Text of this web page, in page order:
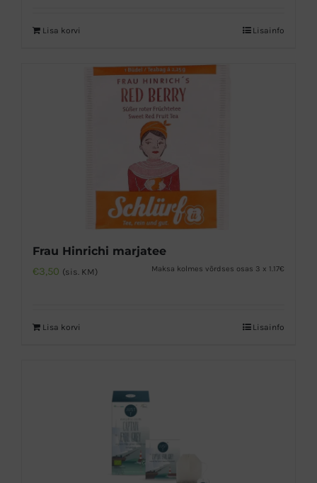
Lisa korvi Lisainfo
Frau Hinrichi marjatee
€3,50 (sis. KM) Maksa kolmes võrdses osas 3 x 1.17€
Lisa korvi Lisainfo